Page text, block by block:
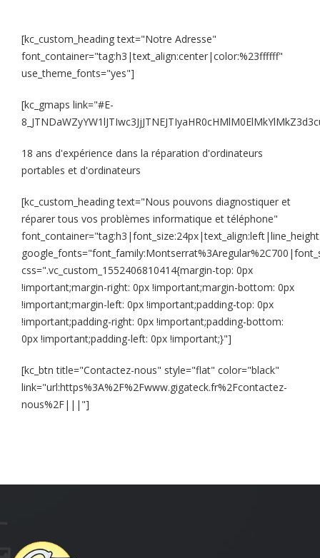
[kc_custom_heading text="Notre Adresse"
font_container="tag:h3|text_align:center|color:%23ffffff"
use_theme_fonts="yes"]
[kc_gmaps link="#E-
18 ans d'expérience dans la réparation d'ordinateurs
portables et d'ordinateurs
[kc_custom_heading text="Nous pouvons diagnostiquer et
réparer tous vos problèmes informatique et téléphone"
css=".vc_custom_1552406810414{margin-top: 0px
!important;margin-right: 0px !important;margin-bottom: 0px
!important;margin-left: 0px !important;padding-top: 0px
!important;padding-right: 0px !important;padding-bottom:
0px !important;padding-left: 0px !important;}"]
[kc_btn title="Contactez-nous" style="flat" color="black"
link="url:https%3A%2F%2Fwww.gigateck.fr%2Fcontactez-
nous%2F|||"]